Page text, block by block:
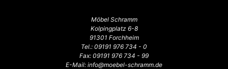
Möbel Schramm
Kolpingplatz 6-8
91301 Forchheim
Tel.: 09191 976 734 - 0
Fax: 09191 976 734 - 99
E-Mail: info@moebel-schramm.de